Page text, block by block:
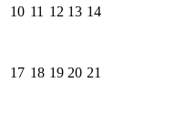
10 11 12 13 14
17 18 19 20 21